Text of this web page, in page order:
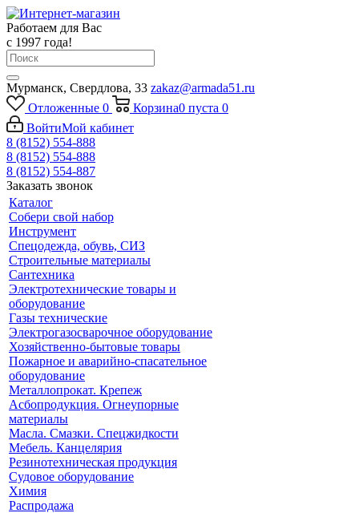
Работаем для Вас
с 1997 года!
Мурманск, Свердлова, 33 zakaz@armada51.ru
Отложенные 0 Корзина0 пуста 0
ВойтиМой кабинет
8 (8152) 554-888
8 (8152) 554-888
8 (8152) 554-887
Заказать звонок
Каталог
Собери свой набор
Инструмент
Спецодежда, обувь, СИЗ
Строительные материалы
Сантехника
Электротехнические товары и
оборудование
Газы технические
Электрогазосварочное оборудование
Хозяйственно-бытовые товары
Пожарное и аварийно-спасательное
оборудование
Металлопрокат. Крепеж
Асбопродукция. Огнеупорные
материалы
Масла. Смазки. Спецжидкости
Мебель. Канцелярия
Резинотехническая продукция
Судовое оборудование
Химия
Распродажа